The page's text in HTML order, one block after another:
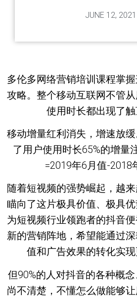
JUNE 12, 2021
多伦多网络营销培训课程掌
攻略。整个移动互联网不管
使用时长都出现了触
移动增量红利消失，增速放
了用户使用时长65%的增量
=2019年6月值-2018
随着短视频的强势崛起，越
瞄向了这片极具价值、极具
为短视频行业领跑者的抖音
新的营销阵地，希望能通过
值和广告效果的转化实现
但90%的人对抖音的各种概
尚不清楚，不懂怎么做能够